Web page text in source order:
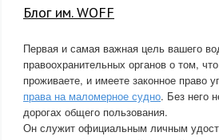
Блог им. WOFF
Первая и самая важная цель вашего
правоохранительных органов о том,
проживаете, и имеете законное право
права на маломерное судно. Без него
дорогах общего пользования.
Он служит официальным личным